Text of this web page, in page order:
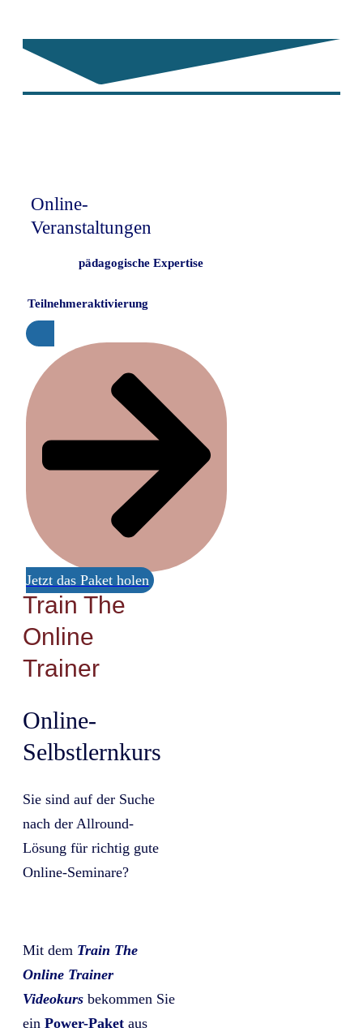
Online-
Veranstaltungen
pädagogische Expertise
Teilnehmeraktivierung
Jetzt das Paket holen
Train The
Online
Trainer
Online-
Selbstlernkurs
Sie sind auf der Suche
nach der Allround-
Lösung für richtig gute
Online-Seminare?
Mit dem Train The
Online Trainer
Videokurs bekommen Sie
ein Power-Paket aus